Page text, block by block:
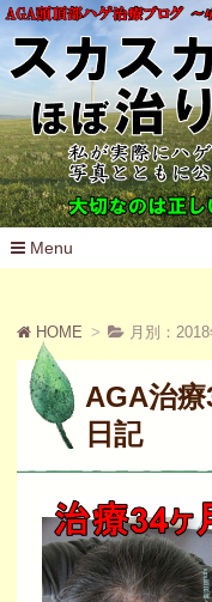
Menu
HOME 月別：2018
AGA治
日記